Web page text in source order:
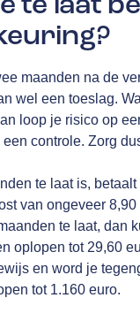
maanden na de
wel een toeslag.
loop je risico op
controle. Zorg
te laat is, betaalt
van ongeveer
te laat, dan
oplopen tot 29,60
en word je
tot 1.160 euro.